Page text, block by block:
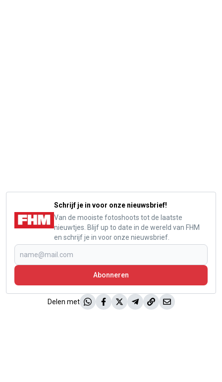
Schrijf je in voor onze nieuwsbrief!
Van de mooiste fotoshoots tot de laatste
nieuwtjes. Blijf up to date in de wereld van FHM
en schrijf je in voor onze nieuwsbrief.
Abonneren
Delen met